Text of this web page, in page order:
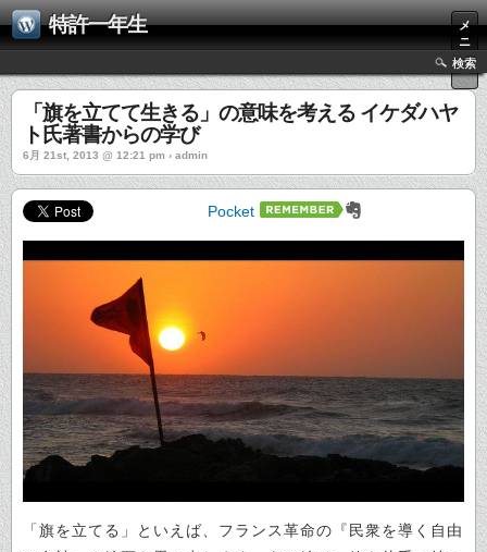
特許一年生
メ
ニ
ュ
ー
検索
「旗を立てて生きる」の意味を考える イケダハヤ
ト氏著書からの学び
6月 21st, 2013 @ 12:21 pm › admin
Pocket
「旗を立てる」といえば、フランス革命の『民衆を導く自由